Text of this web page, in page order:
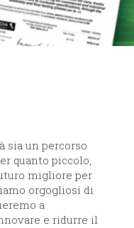
sia un percorso
quanto piccolo,
migliore per
orgogliosi di
a
e ridurre il